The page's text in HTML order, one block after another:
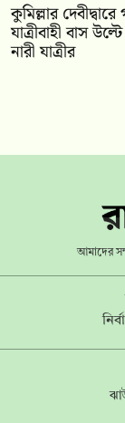
কুমিল্লার
যাত্রীবাহী বাস
নারী যাত্রীর
আমাদের